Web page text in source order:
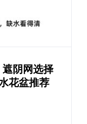
遮阴网选择
花盆推荐